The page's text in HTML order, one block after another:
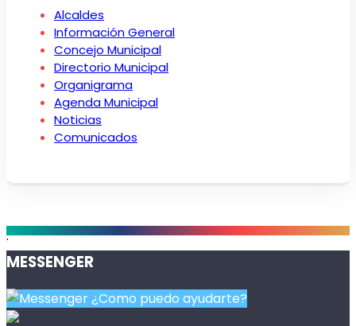
Alcaldes
Información General
Concejo Municipal
Directorio Municipal
Organigrama
Agenda Municipal
Noticias
Comunicados
.
MESSENGER
¿Como puedo ayudarte?